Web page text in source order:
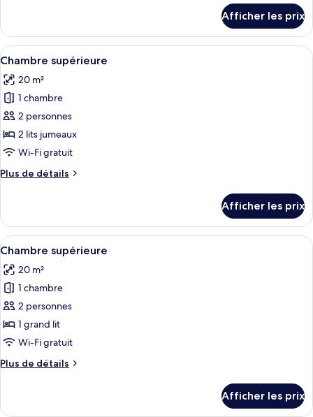
Chambre
supérieure
Afficher les prix
Afficher
toutes
les
photos
pour
ce
type
chambre :
Une chambre d’hôtel avec deux lits,
2
Chambre supérieure
20 m²
1 chambre
2 personnes
2 lits jumeaux
Wi-Fi gratuit
Plus de détails
Plus
Chambre
supérieure
Afficher les prix
Afficher
toutes
les
photos
pour
ce
type
chambre :
Minibar, coffre-fort, bureau, fer et
2
Chambre supérieure
20 m²
1 chambre
2 personnes
1 grand lit
Wi-Fi gratuit
Plus de détails
Plus
Chambre
Afficher les prix